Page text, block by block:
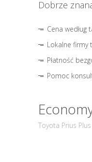
Dobrze
Cena według
Lokalne firmy
Płatność
Pomoc
Toyota Prius